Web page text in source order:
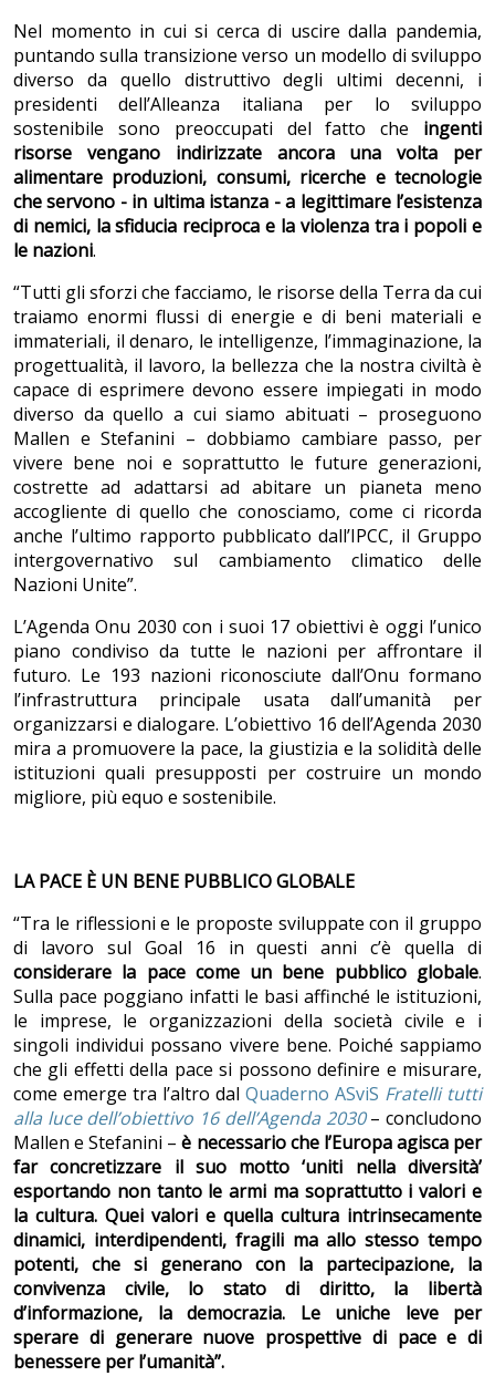
Nel momento in cui si cerca di uscire dalla pandemia,
puntando sulla transizione verso un modello di sviluppo
diverso da quello distruttivo degli ultimi decenni, i
presidenti dell’Alleanza italiana per lo sviluppo
sostenibile sono preoccupati del fatto che ingenti
risorse vengano indirizzate ancora una volta per
alimentare produzioni, consumi, ricerche e tecnologie
che servono - in ultima istanza - a legittimare l’esistenza
di nemici, la sfiducia reciproca e la violenza tra i popoli e
le nazioni.
“Tutti gli sforzi che facciamo, le risorse della Terra da cui
traiamo enormi flussi di energie e di beni materiali e
immateriali, il denaro, le intelligenze, l’immaginazione, la
progettualità, il lavoro, la bellezza che la nostra civiltà è
capace di esprimere devono essere impiegati in modo
diverso da quello a cui siamo abituati – proseguono
Mallen e Stefanini – dobbiamo cambiare passo, per
vivere bene noi e soprattutto le future generazioni,
costrette ad adattarsi ad abitare un pianeta meno
accogliente di quello che conosciamo, come ci ricorda
anche l’ultimo rapporto pubblicato dall’IPCC, il Gruppo
intergovernativo sul cambiamento climatico delle
Nazioni Unite”.
L’Agenda Onu 2030 con i suoi 17 obiettivi è oggi l’unico
piano condiviso da tutte le nazioni per affrontare il
futuro. Le 193 nazioni riconosciute dall’Onu formano
l’infrastruttura principale usata dall’umanità per
organizzarsi e dialogare. L’obiettivo 16 dell’Agenda 2030
mira a promuovere la pace, la giustizia e la solidità delle
istituzioni quali presupposti per costruire un mondo
migliore, più equo e sostenibile.
LA PACE È UN BENE PUBBLICO GLOBALE
“Tra le riflessioni e le proposte sviluppate con il gruppo
di lavoro sul Goal 16 in questi anni c’è quella di
considerare la pace come un bene pubblico globale.
Sulla pace poggiano infatti le basi affinché le istituzioni,
le imprese, le organizzazioni della società civile e i
singoli individui possano vivere bene. Poiché sappiamo
che gli effetti della pace si possono definire e misurare,
come emerge tra l’altro dal Quaderno ASviS Fratelli tutti
alla luce dell’obiettivo 16 dell’Agenda 2030 – concludono
Mallen e Stefanini –è necessario che l’Europa agisca per
far concretizzare il suo motto ‘uniti nella diversità’
esportando non tanto le armi ma soprattutto i valori e
la cultura. Quei valori e quella cultura intrinsecamente
dinamici, interdipendenti, fragili ma allo stesso tempo
potenti, che si generano con la partecipazione, la
convivenza civile, lo stato di diritto, la libertà
d’informazione, la democrazia. Le uniche leve per
sperare di generare nuove prospettive di pace e di
benessere per l’umanità”.